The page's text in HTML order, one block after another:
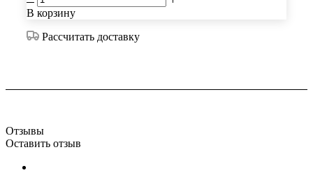
В корзину
Рассчитать доставку
Отзывы
Оставить отзыв